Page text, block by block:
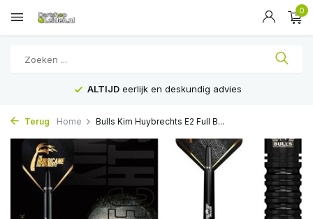
0
ALTIJD eerlijk en deskundig advies
Terug Home Bulls Kim Huybrechts E2 Full B...